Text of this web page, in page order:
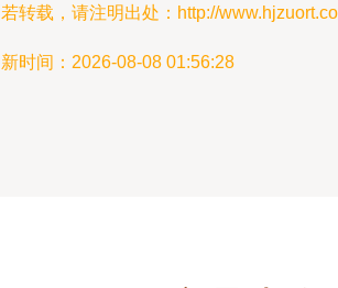
转载，请注明出处：http://
时间：2026-08-08 01:56:28